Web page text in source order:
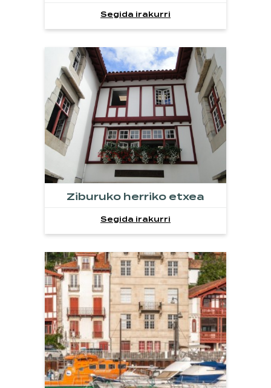
Segida irakurri
Ziburuko herriko etxea
Segida irakurri